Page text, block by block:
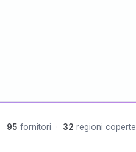
95 fornitori · 32 regioni coperte